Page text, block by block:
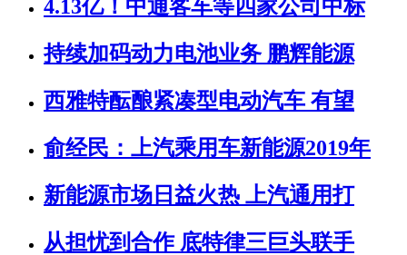
4.13亿！中通客车等四家公司中标
持续加码动力电池业务 鹏辉能源
西雅特酝酿紧凑型电动汽车 有望
俞经民：上汽乘用车新能源2019年
新能源市场日益火热 上汽通用打
从担忧到合作 底特律三巨头联手